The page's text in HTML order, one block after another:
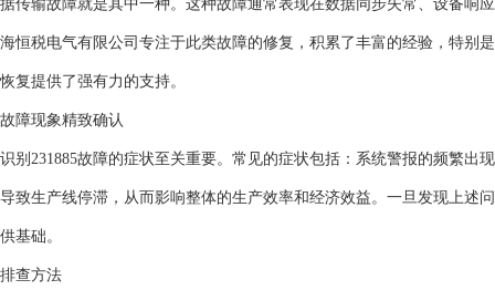
据传输故障就是其中一种。这种故障通常表现在数据同步失常、设备响
海恒税电气有限公司专注于此类故障的修复，积累了丰富的经验，特别
恢复提供了强有力的支持。
故障现象精致确认
识别231885故障的症状至关重要。常见的症状包括：系统警报的频繁
导致生产线停滞，从而影响整体的生产效率和经济效益。一旦发现上述
供基础。
排查方法